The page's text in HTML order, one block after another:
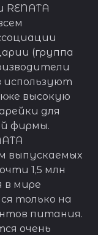
(группа
используют
высокую
для
фирмы.
выпускаемых
1,5 млн
в мире
только на
питания.
очень